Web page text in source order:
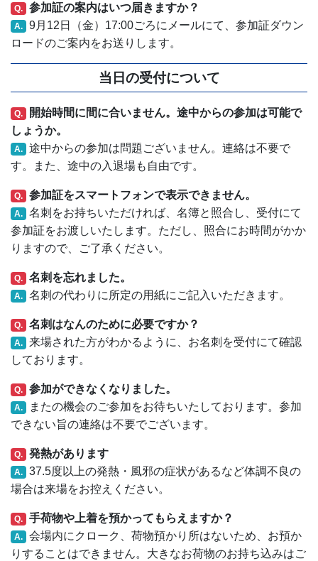
Q. 参加証の案内はいつ届きますか？
A. 9月12日（金）17:00ごろにメールにて、参加証ダウン
ロードのご案内をお送りします。
当日の受付について
Q.
開始時間に間に合いません。途中からの参加は可能で
しょうか。
A. 途中からの参加は問題ございません。連絡は不要で
す。また、途中の入退場も自由です。
Q. 参加証をスマートフォンで表示できません。
A. 名刺をお持ちいただければ、名簿と照合し、受付にて
参加証をお渡しいたします。ただし、照合にお時間がかか
りますので、ご了承ください。
Q. 名刺を忘れました。
A. 名刺の代わりに所定の用紙にご記入いただきます。
Q. 名刺はなんのために必要ですか？
A. 来場された方がわかるように、お名刺を受付にて確認
しております。
Q. 参加ができなくなりました。
A. またの機会のご参加をお待ちいたしております。参加
できない旨の連絡は不要でございます。
Q. 発熱があります
A. 37.5度以上の発熱・風邪の症状があるなど体調不良の
場合は来場をお控えください。
Q. 手荷物や上着を預かってもらえますか？
A. 会場内にクローク、荷物預かり所はないため、お預か
りすることはできません。大きなお荷物のお持ち込みはご